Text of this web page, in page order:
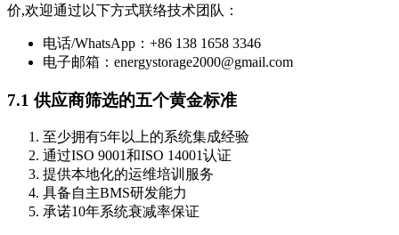
价,欢迎通过以下方式联络技术团队：
电话/WhatsApp：+86 138 1658 3346
电子邮箱： energystorage2000@gmail.com
7.1 供应商筛选的五个黄金标准
至少拥有5年以上的系统集成经验
通过ISO 9001和ISO 14001认证
提供本地化的运维培训服务
具备自主BMS研发能力
承诺10年系统衰减率保证